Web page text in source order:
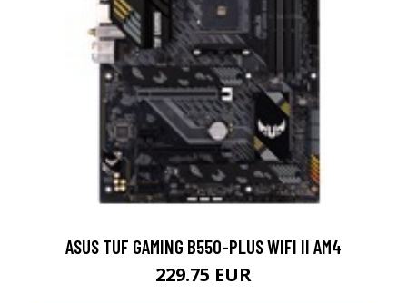
ASUS TUF GAMING B550-PLUS WIFI II AM4
229.75 EUR